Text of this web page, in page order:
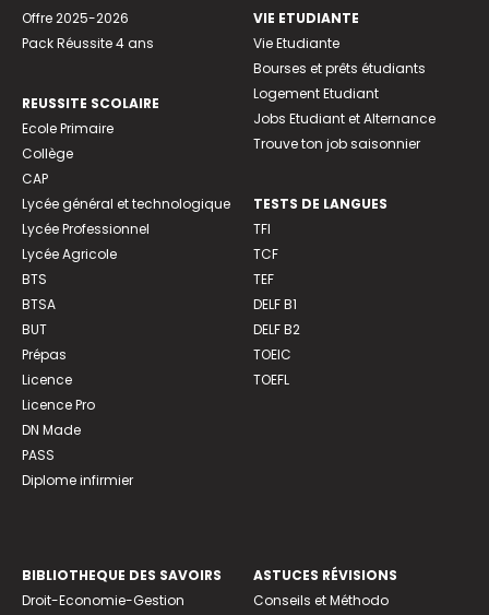
Offre 2025-2026
Pack Réussite 4 ans
REUSSITE SCOLAIRE
Ecole Primaire
Collège
CAP
Lycée général et technologique
Lycée Professionnel
Lycée Agricole
BTS
BTSA
BUT
Prépas
Licence
Licence Pro
DN Made
PASS
Diplome infirmier
VIE ETUDIANTE
Vie Etudiante
Bourses et prêts étudiants
Logement Etudiant
Jobs Etudiant et Alternance
Trouve ton job saisonnier
TESTS DE LANGUES
TFI
TCF
TEF
DELF B1
DELF B2
TOEIC
TOEFL
BIBLIOTHEQUE DES SAVOIRS
Droit-Economie-Gestion
ASTUCES RÉVISIONS
Conseils et Méthodo